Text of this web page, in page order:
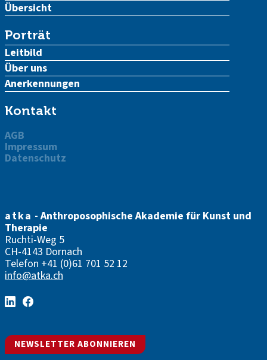
Übersicht
Porträt
Leitbild
Über uns
Anerkennungen
Kontakt
AGB
Impressum
Datenschutz
atka - Anthroposophische Akademie für Kunst und
Therapie
Ruchti-Weg 5
CH-4143 Dornach
Telefon +41 (0)61 701 52 12
info@atka.ch
NEWSLETTER ABONNIEREN